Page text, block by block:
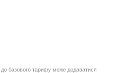
до базового тарифу може додаватися